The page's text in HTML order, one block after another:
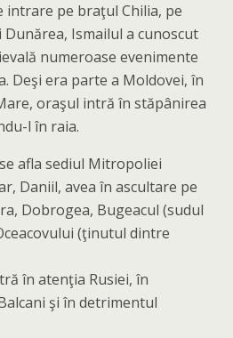
intrare pe braţul Chilia, pe
Ismailul a cunoscut
numeroase evenimente
Deşi era parte a Moldovei, în
oraşul intră în stăpânirea
l în raia.
afla sediul Mitropoliei
Daniil, avea în ascultare pe
Dobrogea, Bugeacul (sudul
(ţinutul dintre
în atenţia Rusiei, în
şi în detrimentul